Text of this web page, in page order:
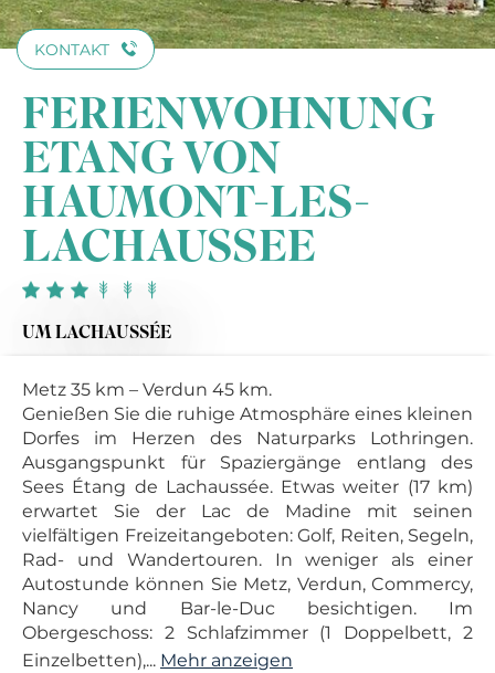
KONTAKT
FERIENWOHNUNG
ETANG VON
HAUMONT-LES-
LACHAUSSEE
UM LACHAUSSÉE
Metz 35 km – Verdun 45 km.
Genießen Sie die ruhige Atmosphäre eines kleinen
Dorfes im Herzen des Naturparks Lothringen.
Ausgangspunkt für Spaziergänge entlang des
Sees Étang de Lachaussée. Etwas weiter (17 km)
erwartet Sie der Lac de Madine mit seinen
vielfältigen Freizeitangeboten: Golf, Reiten, Segeln,
Rad- und Wandertouren. In weniger als einer
Autostunde können Sie Metz, Verdun, Commercy,
Nancy und Bar-le-Duc besichtigen. Im
Obergeschoss: 2 Schlafzimmer (1 Doppelbett, 2
Einzelbetten),... Mehr anzeigen